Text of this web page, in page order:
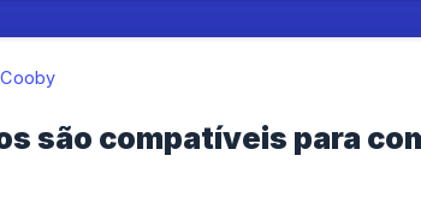
são compatíveis para